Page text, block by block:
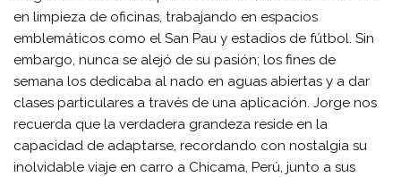
en limpieza de oficinas, trabajando en espacios
emblemáticos como el San Pau y estadios de fútbol. Sin
embargo, nunca se alejó de su pasión; los fines de
semana los dedicaba al nado en aguas abiertas y a dar
clases particulares a través de una aplicación. Jorge nos
recuerda que la verdadera grandeza reside en la
capacidad de adaptarse, recordando con nostalgia su
inolvidable viaje en carro a Chicama, Perú, junto a sus